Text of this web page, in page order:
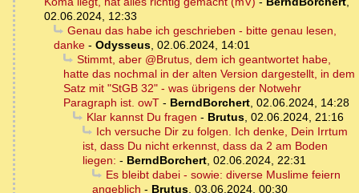
02.06.2024, 12:33
Genau das habe ich geschrieben - bitte genau lesen,
danke - Odysseus, 02.06.2024, 14:01
Stimmt, aber @Brutus, dem ich geantwortet habe,
hatte das nochmal in der alten Version dargestellt, in dem
Satz mit "StGB 32" - was übrigens der Notwehr
Paragraph ist. owT - BerndBorchert, 02.06.2024, 14:28
Klar kannst Du fragen - Brutus, 02.06.2024, 21:16
Ich versuche Dir zu folgen. Ich denke, Dein Irrtum
ist, dass Du nicht erkennst, dass da 2 am Boden
liegen: - BerndBorchert, 02.06.2024, 22:31
Es bleibt dabei - sowie: diverse Muslime feiern
angeblich - Brutus, 03.06.2024, 00:30